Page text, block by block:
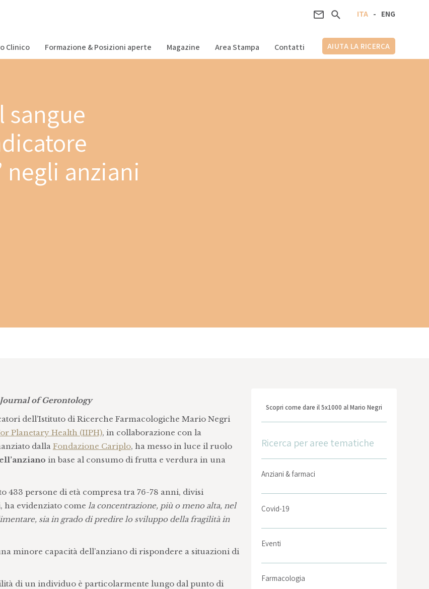
ENG
-
ITA
Clinico Formazione & Posizioni aperte Magazine Area Stampa Contatti AIUTA LA RICERCA
sangue
negli anziani
Journal of Gerontology
dell’Istituto di Ricerche Farmacologiche Mario Negri
Planetary Health (IIPH), in collaborazione con la
dalla Fondazione Cariplo, ha messo in luce il ruolo
in base al consumo di frutta e verdura in una
433 persone di età compresa tra 76-78 anni, divisi
evidenziato come la concentrazione, più o meno alta, nel
sia in grado di predire lo sviluppo della fragilità in
minore capacità dell’anziano di rispondere a situazioni di
di un individuo è particolarmente lungo dal punto di
Scopri come dare il 5x1000 al Mario Negri
Ricerca per aree tematiche
Anziani & farmaci
Covid-19
Eventi
Farmacologia